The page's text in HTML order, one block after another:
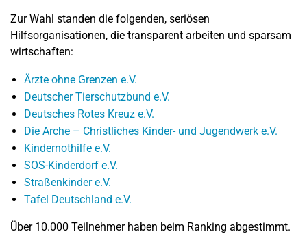
Zur Wahl standen die folgenden, seriösen
Hilfsorganisationen, die transparent arbeiten und sparsam
wirtschaften:
Ärzte ohne Grenzen e.V.
Deutscher Tierschutzbund e.V.
Deutsches Rotes Kreuz e.V.
Die Arche – Christliches Kinder- und Jugendwerk e.V.
Kindernothilfe e.V.
SOS-Kinderdorf e.V.
Straßenkinder e.V.
Tafel Deutschland e.V.
Über 10.000 Teilnehmer haben beim Ranking abgestimmt.